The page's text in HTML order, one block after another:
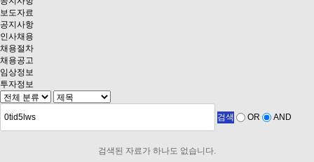
보도자료
공지사항
인사채용
채용절차
채용공고
임상정보
투자정보
검색 OR AND
검색된 자료가 하나도 없습니다.